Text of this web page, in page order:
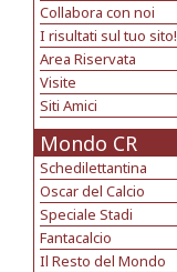
Collabora con noi
I risultati sul tuo sito!
Area Riservata
Visite
Siti Amici
Mondo CR
Schedilettantina
Oscar del Calcio
Speciale Stadi
Fantacalcio
Il Resto del Mondo